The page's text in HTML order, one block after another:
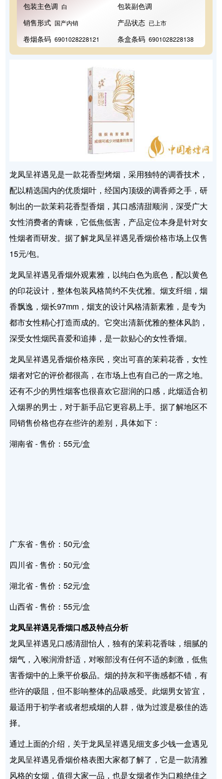
包装主色调 白
包装副色调
销售形式 国产内销 产品状态 已上市
卷烟条码 6901028228121 条盒条码 6901028228138
龙凤呈祥遇见是一款花香型烤烟，采用独特的调香技术，
配以精选国内的优质烟叶，经国内顶级的调香师之手，研
制出的一款茉莉花香型香烟，其口感清甜顺润，深受广大
女性消费者的青睐，它低焦低害，产品定位本身是针对女
性烟者而研发。据了解龙凤呈祥遇见香烟价格市场上仅售
15元/包。
龙凤呈祥遇见香烟外观素雅，以纯白色为底色，配以黄色
的印花设计，整体包装风格简约不失优雅。烟支纤细，烟
香飘逸，烟长97mm，烟支的设计风格清新素雅，是专为
都市女性精心打造而成的。它突出清新优雅的整体风韵，
深受女性烟民喜爱和追捧，是一款贴心的女性香烟。
龙凤呈祥遇见香烟价格亲民，突出可喜的茉莉花香，女性
烟者对它的评价都很高，在市场上也有自己的一席之地。
还有不少的男性烟客也很喜欢它甜润的口感，此烟适合初
入烟界的男士，对于新手品它更容易上手。据了解地区不
同销售价格也存在些许的差别，具体如下：
湖南省 - 售价：55元/盒
广东省 - 售价：50元/盒
四川省 - 售价：50元/盒
湖北省 - 售价：52元/盒
山西省 - 售价：55元/盒
龙凤呈祥遇见香烟口感及特点分析
龙凤呈祥遇见口感清甜怡人，独有的茉莉花香味，细腻的
烟气，入喉润滑舒适，对喉部没有任何不适的刺激，低焦
害香烟中的上乘平价极品。烟的持灰和平衡感都不错，有
些许的吸阻，但不影响整体的品吸感受。此烟男女皆宜，
最适用于初学者或者想戒烟的人群，做为过渡是极佳的选
择。
通过上面的介绍，关于龙凤呈祥遇见细支多少钱一盒遇见
龙凤呈祥遇见香烟价格表图大家都了解了，它是一款清雅
风格的女烟，值得大家一品，也是女烟者作为口粮绝佳之